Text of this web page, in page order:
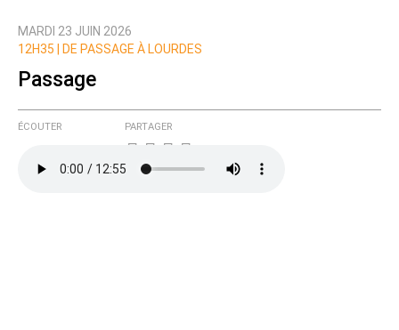
Nom
Courriel (non publié)
MARDI 23 JUIN 2026
12H35 |
DE PASSAGE À LOURDES
Passage
ÉCOUTER PARTAGER